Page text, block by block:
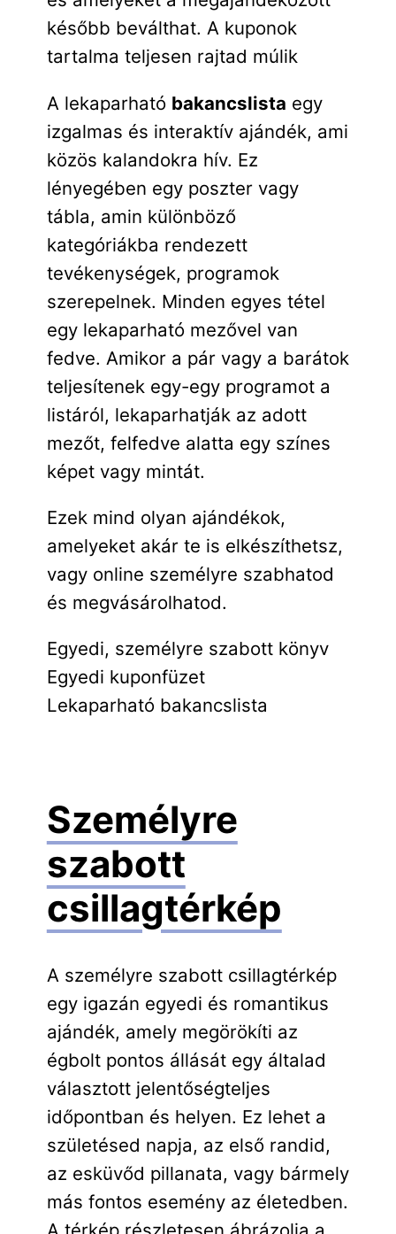
később beválthat. A kuponok
tartalma teljesen rajtad múlik
A lekaparható bakancslista egy
izgalmas és interaktív ajándék, ami
közös kalandokra hív. Ez
lényegében egy poszter vagy
tábla, amin különböző
kategóriákba rendezett
tevékenységek, programok
szerepelnek. Minden egyes tétel
egy lekaparható mezővel van
fedve. Amikor a pár vagy a barátok
teljesítenek egy-egy programot a
listáról, lekaparhatják az adott
mezőt, felfedve alatta egy színes
képet vagy mintát.
Ezek mind olyan ajándékok,
amelyeket akár te is elkészíthetsz,
vagy online személyre szabhatod
és megvásárolhatod.
Egyedi, személyre szabott könyv
Egyedi kuponfüzet
Lekaparható bakancslista
Személyre
szabott
csillagtérkép
A személyre szabott csillagtérkép
egy igazán egyedi és romantikus
ajándék, amely megörökíti az
égbolt pontos állását egy általad
választott jelentőségteljes
időpontban és helyen. Ez lehet a
születésed napja, az első randid,
az esküvőd pillanata, vagy bármely
más fontos esemény az életedben.